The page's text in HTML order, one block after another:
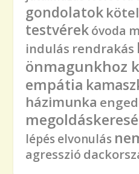
gondolatok
testvérekóvoda
indulás rendrakás
önmagunkhoz
empátia
házimunka
lépéselvonulás
agresszió